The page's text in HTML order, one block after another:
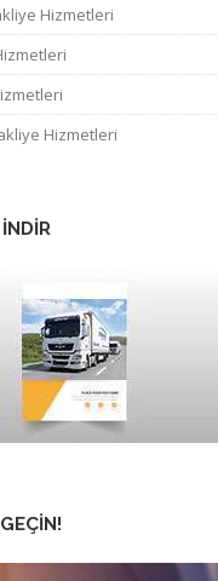
Hizmetleri
Hizmetleri